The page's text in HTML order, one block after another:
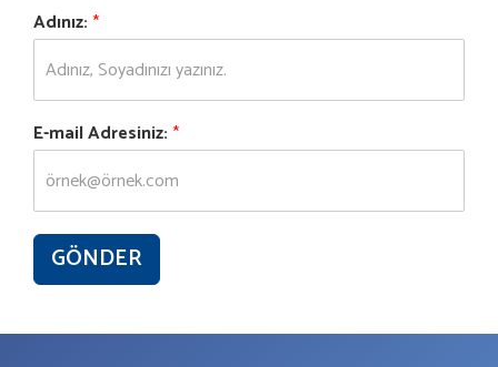
Adınız:*
E-mail Adresiniz:*
GÖNDER